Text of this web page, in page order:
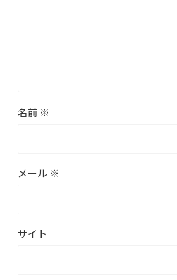
名前 ※
メール ※
サイト